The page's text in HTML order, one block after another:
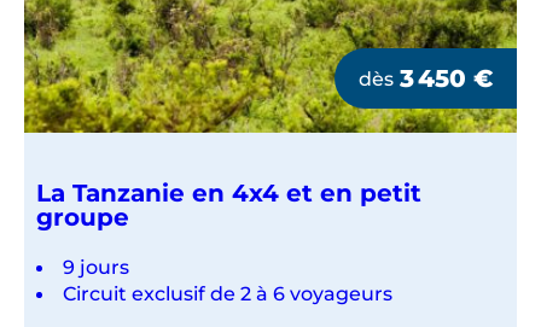
dès 3 450 €
La Tanzanie en 4x4 et en petit
groupe
9 jours
Circuit exclusif de 2 à 6 voyageurs